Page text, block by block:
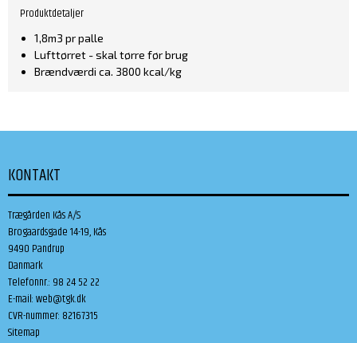
Produktdetaljer
1,8m3 pr palle
Lufttørret - skal tørre før brug
Brændværdi ca. 3800 kcal/kg
KONTAKT
Trægården Kås A/S
Brogaardsgade 14-19, Kås
9490 Pandrup
Danmark
Telefonnr.: 98 24 52 22
E-mail:web@tgk.dk
CVR-nummer: 82167315
Sitemap